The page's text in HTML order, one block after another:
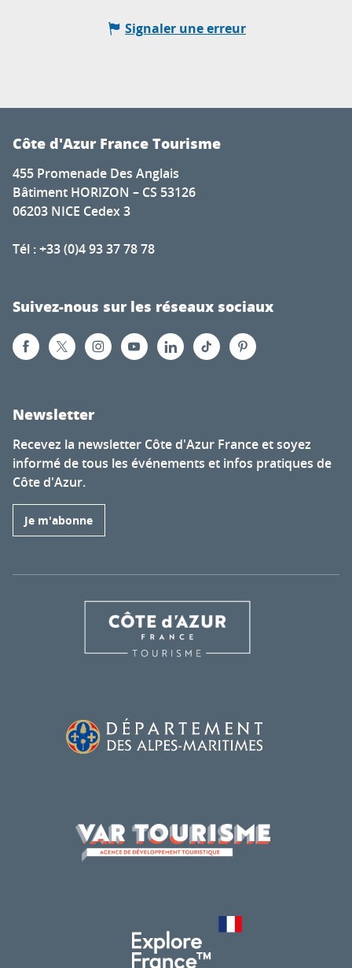
Signaler une erreur
Côte d'Azur France Tourisme
455 Promenade Des Anglais
Bâtiment HORIZON – CS 53126
06203 NICE Cedex 3
Tél : +33 (0)4 93 37 78 78
Suivez-nous sur les réseaux sociaux
Newsletter
Recevez la newsletter Côte d'Azur France et soyez
informé de tous les événements et infos pratiques de
Côte d'Azur.
Je m'abonne